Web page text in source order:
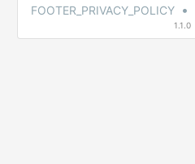
FOOTER_PRIVACY_POLICY •
1.1.0